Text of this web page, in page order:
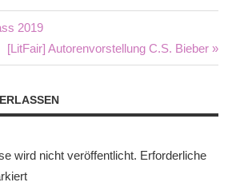
2019
Nächster
Beitrag:
[LitFair] Autorenvorstellung C.S. Bieber
wird nicht veröffentlicht. Erforderliche